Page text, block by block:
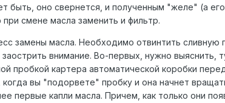
быть, оно свернется, и полученным "желе" (а
смене масла заменить и фильтр.
замены масла. Необходимо отвинтить сливную
внимание. Во-первых, нужно выяснить,
пробкой картера автоматической коробки
вы "подорвете" пробку и она начнет
первые капли масла. Причем, как только они